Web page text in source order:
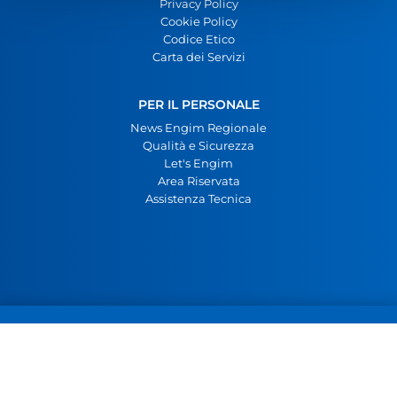
Privacy Policy
Cookie Policy
Codice Etico
Carta dei Servizi
PER IL PERSONALE
News Engim Regionale
Qualità e Sicurezza
Let's Engim
Area Riservata
Assistenza Tecnica